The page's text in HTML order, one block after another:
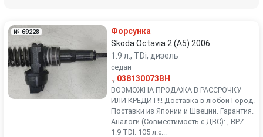
Skoda
Smart
Subaru Suzuki
Volkswagen
№ 69228
Форсунка
Skoda Octavia 2 (A5) 2006
1.9 л., TDi, дизель
седан
., 038130073BH
ВОЗМОЖНА ПРОДАЖА В РАССРОЧКУ
ИЛИ КРЕДИТ!!! Доставка в любой Город.
Поставки из Японии и Швеции. Гарантия.
Аналоги (Совместимость с ДВС): , BPZ.
1.9 TDI. 105 л.с...